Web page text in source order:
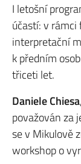
I letošní
účastí: v
interpretační
k předním
třiceti let.
Daniele Chiesa
považován za
se v Mikulově
workshop o